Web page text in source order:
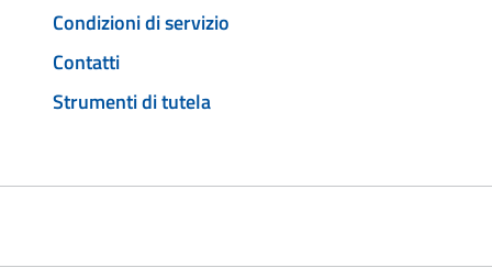
Condizioni di servizio
Contatti
Strumenti di tutela